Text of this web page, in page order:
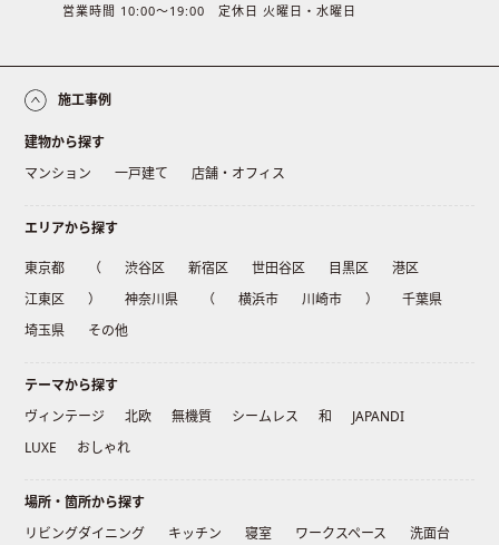
営業時間 10:00〜19:00 定休日 火曜日・水曜日
施工事例
建物から探す
マンション
一戸建て 店舗・オフィス
エリアから探す
東京都 （ 渋谷区 新宿区 世田谷区 目黒区
港区
江東区
） 神奈川県 （ 横浜市 川崎市 ）
千葉県
埼玉県
その他
テーマから探す
ヴィンテージ
北欧 無機質 シームレス 和
JAPANDI
LUXE
おしゃれ
場所・箇所から探す
リビングダイニング
キッチン 寝室 ワークスペース
洗面台